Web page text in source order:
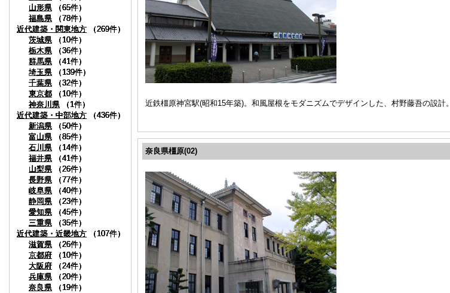
山形県 （65件）
福島県 （78件）
近代建築・関東地方 （269件）
茨城県 （10件）
栃木県 （36件）
群馬県 （41件）
埼玉県 （139件）
千葉県 （32件）
東京都 （10件）
神奈川県 （1件）
近代建築・中部地方 （436件）
新潟県 （50件）
富山県 （85件）
石川県 （14件）
福井県 （41件）
山梨県 （26件）
長野県 （77件）
岐阜県 （40件）
静岡県 （23件）
愛知県 （45件）
三重県 （35件）
近代建築・近畿地方 （107件）
滋賀県 （26件）
京都府 （10件）
大阪府 （24件）
兵庫県 （20件）
奈良県 （19件）
山形県 （65件）
福島県 （78件）
近代建築・関東地方 （269件）
茨城県 （10件）
栃木県 （36件）
群馬県 （41件）
埼玉県 （139件）
千葉県 （32件）
東京都 （10件）
神奈川県 （1件）
近代建築・中部地方 （436件）
新潟県 （50件）
富山県 （85件）
石川県 （14件）
福井県 （41件）
山梨県 （26件）
長野県 （77件）
岐阜県 （40件）
静岡県 （23件）
愛知県 （45件）
三重県 （35件）
近代建築・近畿地方 （107件）
滋賀県 （26件）
京都府 （10件）
大阪府 （24件）
兵庫県 （20件）
奈良県 （19件）
近鉄橿原神宮駅(昭和15年築)。和風屋根をモダニズムでデザインした、村野藤吾の設計。
山形県 （65件）
福島県 （78件）
近代建築・関東地方 （269件）
茨城県 （10件）
栃木県 （36件）
群馬県 （41件）
埼玉県 （139件）
千葉県 （32件）
東京都 （10件）
神奈川県 （1件）
近代建築・中部地方 （436件）
新潟県 （50件）
富山県 （85件）
石川県 （14件）
福井県 （41件）
山梨県 （26件）
長野県 （77件）
岐阜県 （40件）
静岡県 （23件）
愛知県 （45件）
三重県 （35件）
近代建築・近畿地方 （107件）
滋賀県 （26件）
京都府 （10件）
大阪府 （24件）
兵庫県 （20件）
奈良県 （19件）
奈良県橿原(02)
山形県 （65件）
福島県 （78件）
近代建築・関東地方 （269件）
茨城県 （10件）
栃木県 （36件）
群馬県 （41件）
埼玉県 （139件）
千葉県 （32件）
東京都 （10件）
神奈川県 （1件）
近代建築・中部地方 （436件）
新潟県 （50件）
富山県 （85件）
石川県 （14件）
福井県 （41件）
山梨県 （26件）
長野県 （77件）
岐阜県 （40件）
静岡県 （23件）
愛知県 （45件）
三重県 （35件）
近代建築・近畿地方 （107件）
滋賀県 （26件）
京都府 （10件）
大阪府 （24件）
兵庫県 （20件）
奈良県 （19件）